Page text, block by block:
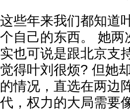
这些年来我们都知道
个自己的东西。 她两
实也可说是跟北京支
觉得叶刘很烦? 但她
的情况，直选在两边
代，权力的大局需要